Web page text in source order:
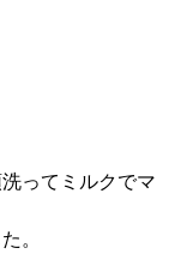
ってミルクでマ
。